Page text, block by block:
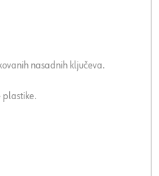
nasadnih ključeva.
plastike.